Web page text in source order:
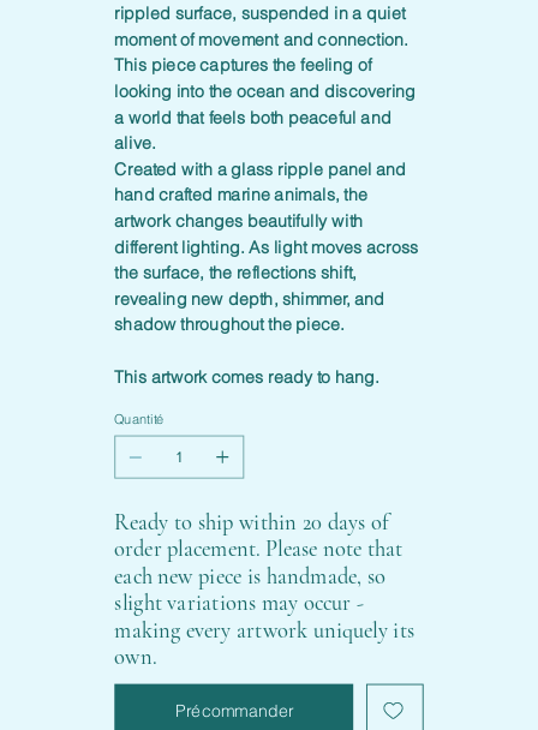
rippled surface, suspended in a quiet
moment of movement and connection.
This piece captures the feeling of
looking into the ocean and discovering
a world that feels both peaceful and
alive.
Created with a glass ripple panel and
hand crafted marine animals, the
artwork changes beautifully with
different lighting. As light moves across
the surface, the reflections shift,
revealing new depth, shimmer, and
shadow throughout the piece.
This artwork comes ready to hang.
Quantité
Ready to ship within 20 days of
order placement. Please note that
each new piece is handmade, so
slight variations may occur -
making every artwork uniquely its
own.
Précommander